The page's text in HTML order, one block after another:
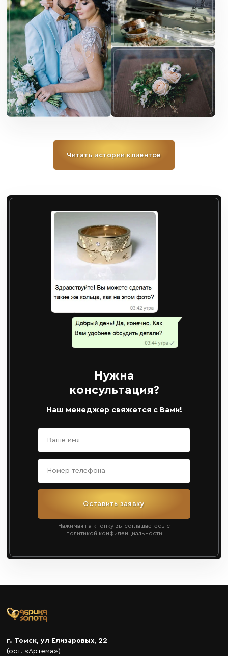
Читать истории клиентов
Нужна
консультация?
Наш менеджер свяжется с Вами!
Оставить заявку
Нажимая на кнопку вы соглашаетесь с
политикой конфиденциальности
г. Томск, ул Елизаровых, 22
(ост. «Артема»)